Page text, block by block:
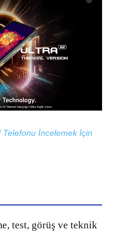
İncelemek İçin
test, görüş ve teknik